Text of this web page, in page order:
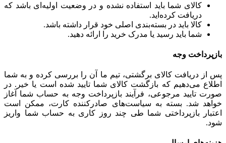
کالای شما باید استفاده نشده و در وضعیت اولیه‌ای باشد که
دریافت کرده‌اید.
کالا باید در بسته‌بندی اصلی خود قرار داشته باشد.
شما باید رسید یا مدرک خرید را ارائه دهید.
بازپرداخت وجه
پس از دریافت کالای برگشتی، تیم ما آن را بررسی کرده و به شما
اطلاع می‌دهیم که بازگشت کالای شما تایید شده است یا خیر. در
صورت تایید مرجوعی، فرآیند بازپرداخت وجه به حساب شما آغاز
خواهد شد. بسته به سیاست‌های صادرکننده کارت، ممکن است
اعتبار بازپرداختی شما طی چند روز کاری به حساب شما واریز
شود.